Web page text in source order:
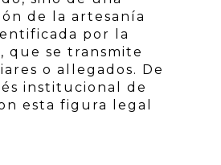
de la artesanía
por la
que se transmite
o allegados. De
institucional de
esta figura legal